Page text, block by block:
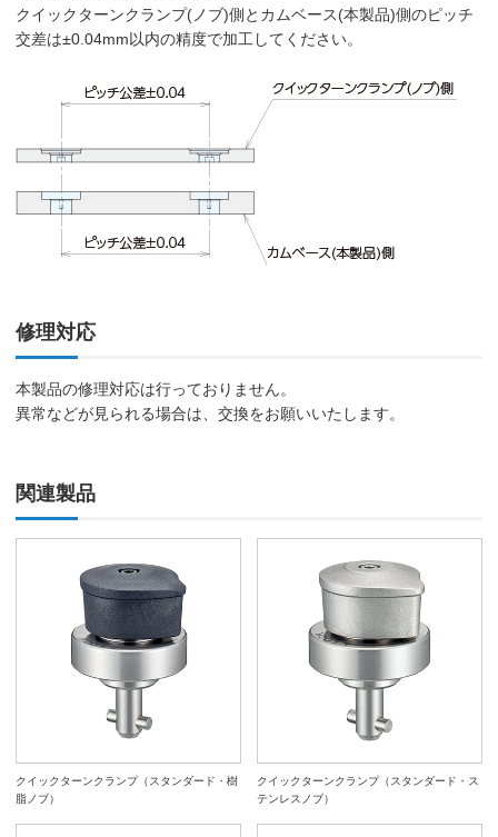
クイックターンクランプ(ノブ)側とカムベース(本製品)側のピッチ
交差は±0.04mm以内の精度で加工してください。
修理対応
本製品の修理対応は行っておりません。
異常などが見られる場合は、交換をお願いいたします。
関連製品
クイックターンクランプ（スタンダード・樹
脂ノブ）
クイックターンクランプ（スタンダード・ス
テンレスノブ）